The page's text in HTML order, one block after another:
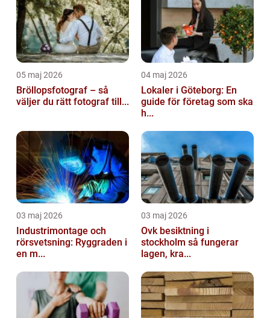
05 maj 2026
Bröllopsfotograf – så
väljer du rätt fotograf till...
04 maj 2026
Lokaler i Göteborg: En
guide för företag som ska
h...
03 maj 2026
Industrimontage och
rörsvetsning: Ryggraden i
en m...
03 maj 2026
Ovk besiktning i
stockholm så fungerar
lagen, kra...